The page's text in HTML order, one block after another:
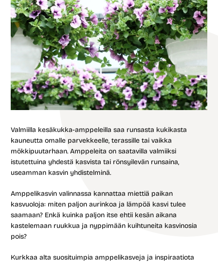
Valmiilla kesäkukka-amppeleilla saa runsasta kukikasta
kauneutta omalle parvekkeelle, terassille tai vaikka
mökkipuutarhaan. Amppeleita on saatavilla valmiiksi
istutettuina yhdestä kasvista tai rönsyilevän runsaina,
useamman kasvin yhdistelminä.
Amppelikasvin valinnassa kannattaa miettiä paikan
kasvuoloja: miten paljon aurinkoa ja lämpöä kasvi tulee
saamaan? Enkä kuinka paljon itse ehtii kesän aikana
kastelemaan ruukkua ja nyppimään kuihtuneita kasvinosia
pois?
Kurkkaa alta suosituimpia amppelikasveja ja inspiraatiota